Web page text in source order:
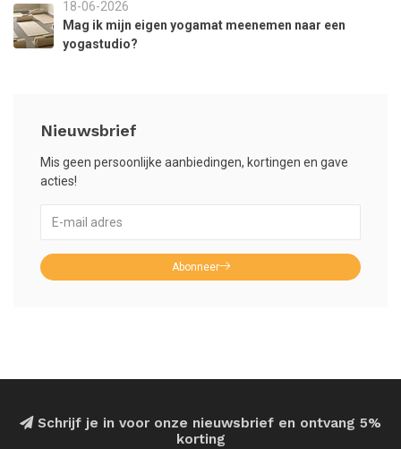
18-06-2026
Mag ik mijn eigen yogamat meenemen naar een
yogastudio?
Nieuwsbrief
Mis geen persoonlijke aanbiedingen, kortingen en gave
acties!
Abonneer
Schrijf je in voor onze nieuwsbrief en ontvang 5%
korting